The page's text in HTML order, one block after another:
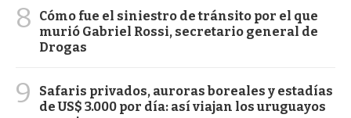
8
Cómo fue el siniestro de tránsito por el que
murió Gabriel Rossi, secretario general de
Drogas
9
Safaris privados, auroras boreales y estadías
de US$ 3.000 por día: así viajan los uruguayos